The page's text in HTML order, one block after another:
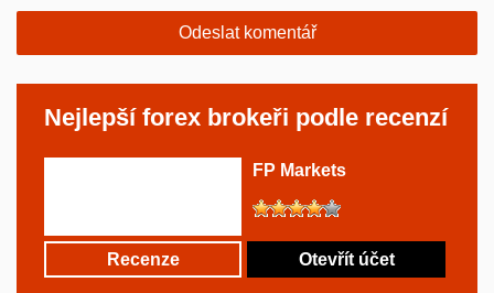
Nejlepší forex brokeři podle recenzí
FP Markets
Recenze Otevřít účet